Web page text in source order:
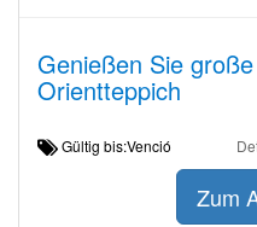
Genießen Sie
Orientteppich
Gültig bis:Venció
Zum